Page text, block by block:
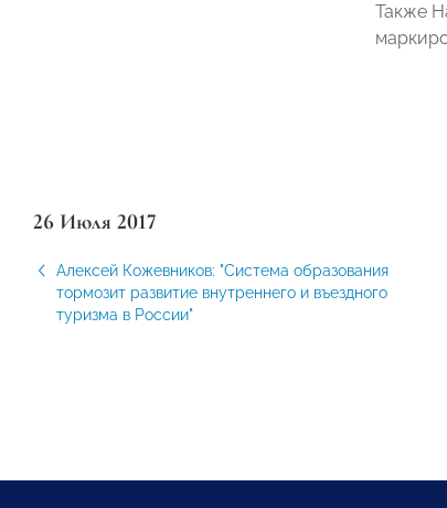
Также
26 Июля 2017
Алексей Кожевников: "Система образования
тормозит развитие внутреннего и въездного
туризма в России"